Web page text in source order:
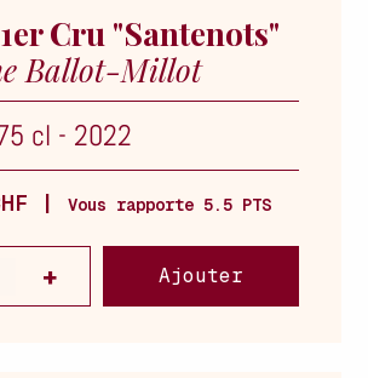
Cru "Santenots"
Ballot-Millot
cl - 2022
| Vous rapporte 5.5 PTS
Ajouter